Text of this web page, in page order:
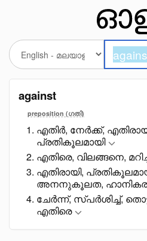
against
preposition (ഗതി)
എതിർ, നേർക്ക്,
പ്രതികൂലമായി
എതിരെ, വിലങ്ങനെ,
എതിരായി,
അനനുകൂലത,
ചേർന്ന്, സ്പർശിച്ച്,
എതിരെ